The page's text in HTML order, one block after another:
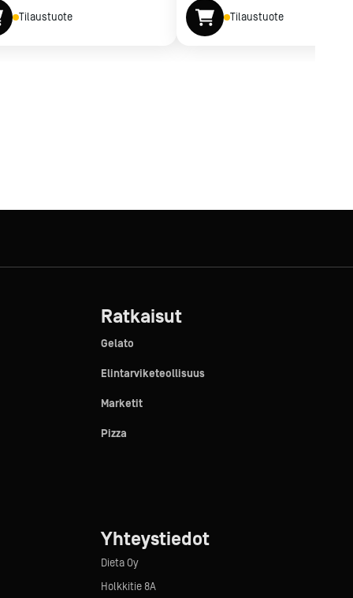
Tilaustuote Tilaustuote
Ratkaisut
Gelato
Elintarviketeollisuus
Marketit
Pizza
Yhteystiedot
Dieta Oy
Holkkitie 8A